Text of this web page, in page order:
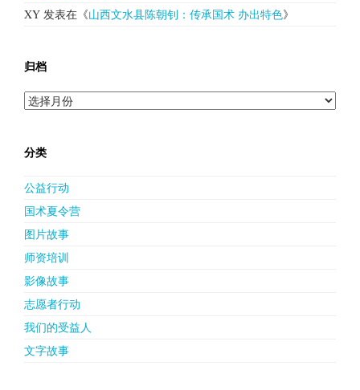
XY 发表在《山西文水县陈朝钊：传承国术 办出特色》
归档
归
分类
公益行动
国术夏令营
图片故事
师资培训
影像故事
志愿者行动
我们的受益人
文字故事